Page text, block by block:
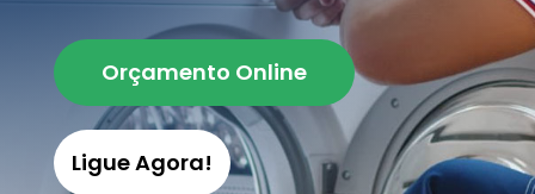
Orçamento Online
Ligue Agora!